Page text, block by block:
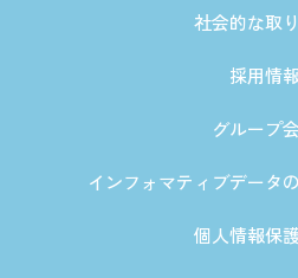
社会的な取
採用情
グループ
インフォマティブデータ
個人情報保